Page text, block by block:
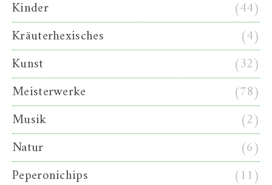
Kinder
(44)
Kräuterhexisches
(4)
Kunst
(32)
Meisterwerke
(78)
Musik
(2)
Natur
(6)
Peperonichips
(11)